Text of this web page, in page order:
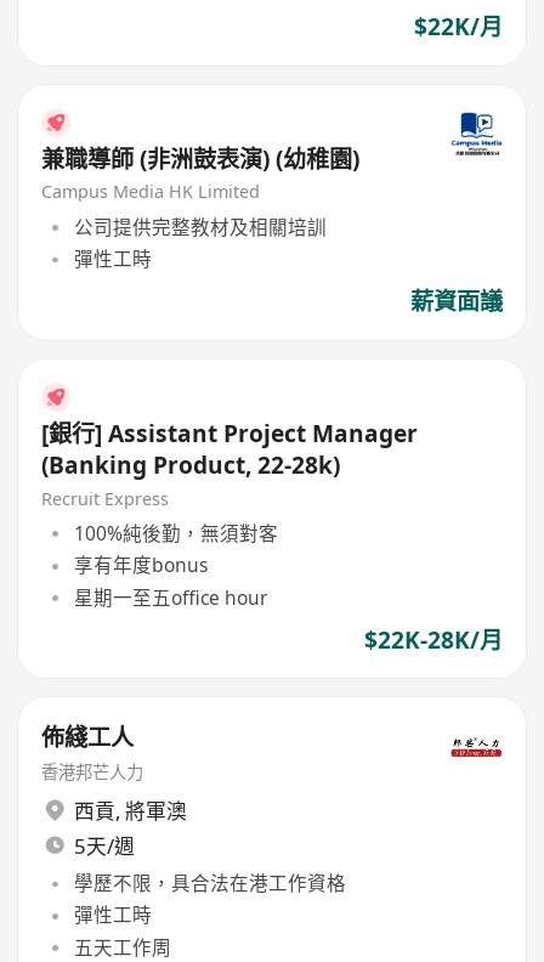
$22K/月
兼職導師 (非洲鼓表演) (幼稚園)
Campus Media HK Limited
公司提供完整教材及相關培訓
彈性工時
薪資面議
[銀行] Assistant Project Manager
(Banking Product, 22-28k)
Recruit Express
100%純後勤，無須對客
享有年度bonus
星期一至五office hour
$22K-28K/月
佈綫工人
香港邦芒人力
西貢, 將軍澳
5天/週
學歷不限，具合法在港工作資格
彈性工時
五天工作周